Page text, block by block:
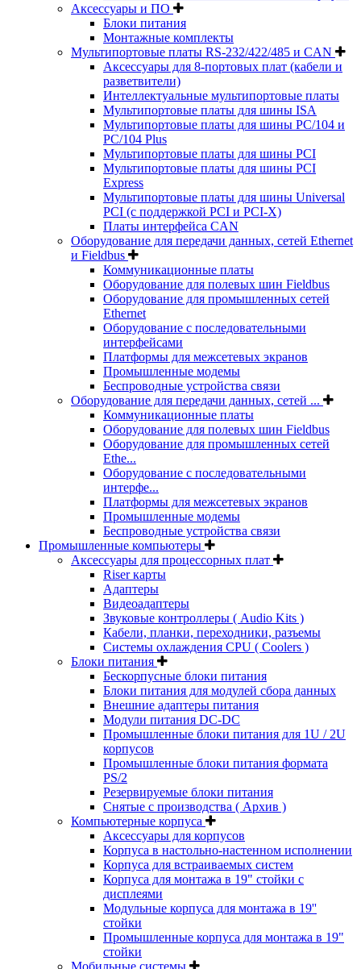
Аксессуары и ПО
Блоки питания
Монтажные комплекты
Мультипортовые платы RS-232/422/485 и CAN
Аксессуары для 8-портовых плат (кабели и
разветвители)
Интеллектуальные мультипортовые платы
Мультипортовые платы для шины ISA
Мультипортовые платы для шины PC/104 и
PC/104 Plus
Мультипортовые платы для шины PCI
Мультипортовые платы для шины PCI
Express
Мультипортовые платы для шины Universal
PCI (с поддержкой PCI и PCI-X)
Платы интерфейса CAN
Оборудование для передачи данных, сетей Ethernet
и Fieldbus
Коммуникационные платы
Оборудование для полевых шин Fieldbus
Оборудование для промышленных сетей
Ethernet
Оборудование с последовательными
интерфейсами
Платформы для межсетевых экранов
Промышленные модемы
Беспроводные устройства связи
Оборудование для передачи данных, сетей ...
Коммуникационные платы
Оборудование для полевых шин Fieldbus
Оборудование для промышленных сетей
Ethe...
Оборудование с последовательными
интерфе...
Платформы для межсетевых экранов
Промышленные модемы
Беспроводные устройства связи
Промышленные компьютеры
Аксессуары для процессорных плат
Riser карты
Адаптеры
Видеоадаптеры
Звуковые контроллеры ( Audio Kits )
Кабели, планки, переходники, разъемы
Системы охлаждения CPU ( Coolers )
Блоки питания
Бескорпусные блоки питания
Блоки питания для модулей сбора данных
Внешние адаптеры питания
Модули питания DC-DC
Промышленные блоки питания для 1U / 2U
корпусов
Промышленные блоки питания формата
PS/2
Резервируемые блоки питания
Снятые с производства ( Архив )
Компьютерные корпуса
Аксессуары для корпусов
Корпуса в настольно-настенном исполнении
Корпуса для встраиваемых систем
Корпуса для монтажа в 19" стойки с
дисплеями
Модульные корпуса для монтажа в 19''
стойки
Промышленные корпуса для монтажа в 19"
стойки
Мобильные системы